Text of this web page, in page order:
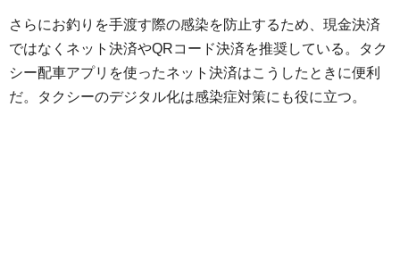
さらにお釣りを手渡す際の感染を防止するため、現金決済
ではなくネット決済やQRコード決済を推奨している。タク
シー配車アプリを使ったネット決済はこうしたときに便利
だ。タクシーのデジタル化は感染症対策にも役に立つ。